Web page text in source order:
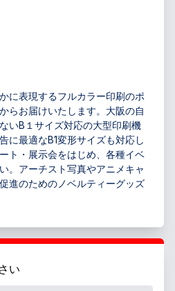
に表現するフルカラー印刷のポ
らお届けいたします。大阪の自
いB１サイズ対応の大型印刷機
に最適なB1変形サイズも対応し
ト・展示会をはじめ、各種イベ
。アーチスト写真やアニメキャ
進のためのノベルティーグッズ
い